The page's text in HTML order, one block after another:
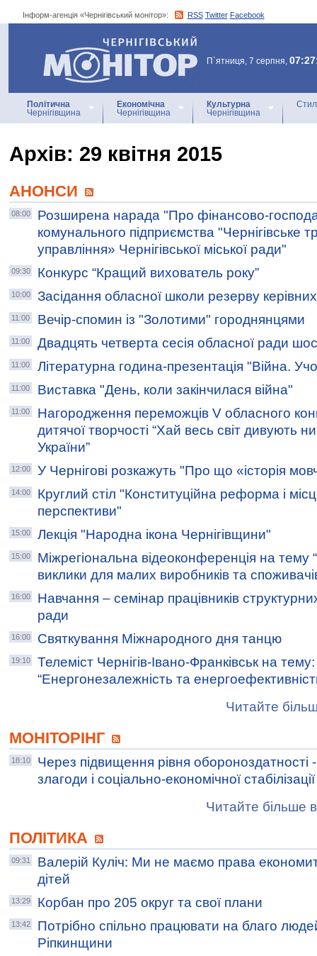
Інформ-агенція «Чернігівський монітор»: RSS Twitter Facebook
Інформ-агенція
«Чернігівський монітор»
П`ятниця, 7 серпня,
Політична
Чернігівщина
Економічна
Чернігівщина
Культурна
Чернігівщина
Архiв: 29 квітня 2015
АНОНСИ
08:00
Розширена нарада "Про фінансово-
комунального підприємства "Чернігівське
управління» Чернігівської міської ради"
09:30 Конкурс “Кращий вихователь року”
10:00 Засідання обласної школи резерву керівних
11:00 Вечір-спомин із "Золотими" городнянцями
11:00 Двадцять четверта сесія обласної ради
11:00 Літературна година-презентація "Війна.
11:00 Виставка "День, коли закінчилася війна"
11:00
Нагородження переможців V обласного
дитячої творчості “Хай весь світ дивують
України”
12:00 У Чернігові розкажуть "Про що «історія
14:00
Круглий стіл "Конституційна реформа і
перспективи"
15:00 Лекція "Народна ікона Чернігівщини"
15:00
Міжрегіональна відеоконференція на тему
виклики для малих виробників та споживачів
16:00
Навчання – семінар працівників структурних
ради
16:00 Cвяткування Міжнародного дня танцю
19:10
Телеміст Чернігів-Івано-Франківськ на тему:
“Енергонезалежність та
Читайте
МОНІТОРІНГ
18:10
Через підвищення рівня обороноздатності -
злагоди і соціально-економічної стабілізації
Читайте більше
ПОЛІТИКА
09:31
Валерій Куліч: Ми не маємо права
дітей
13:29 Корбан про 205 округ та свої плани
13:42
Потрібно спільно працювати на благо
Ріпкинщини